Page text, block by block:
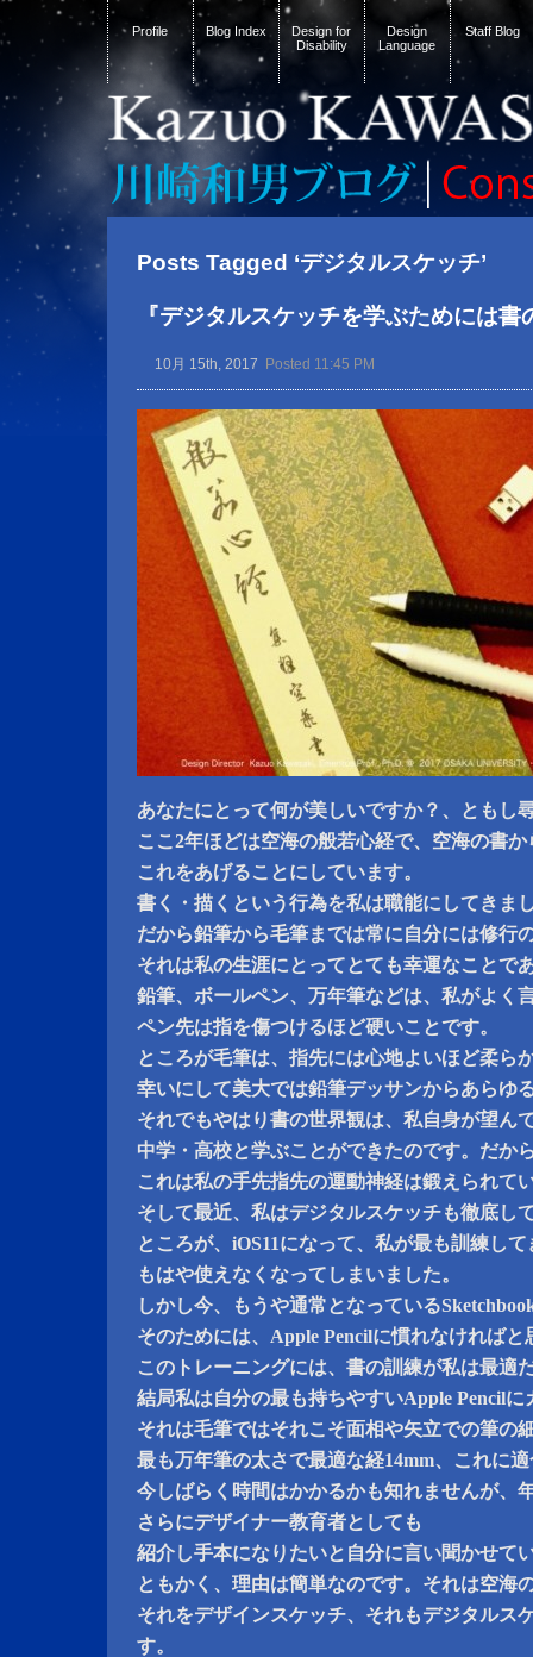
Profile Blog Index
Design for
Disability
Design
Language
Staff Blog
Posts Tagged ‘デジタルスケッチ’
『デジタルスケッチを学ぶためには書
10月 15th, 2017 Posted 11:45 PM
あなたにとって何が美しいですか？、ともし
ここ2年ほどは空海の般若心経で、空海の書
これをあげることにしています。
書く・描くという行為を私は職能にしてきま
だから鉛筆から毛筆までは常に自分には修行
それは私の生涯にとってとても幸運なことで
鉛筆、ボールペン、万年筆などは、私がよく
ペン先は指を傷つけるほど硬いことです。
ところが毛筆は、指先には心地よいほど柔ら
幸いにして美大では鉛筆デッサンからあらゆ
それでもやはり書の世界観は、私自身が望ん
中学・高校と学ぶことができたのです。だか
これは私の手先指先の運動神経は鍛えられて
そして最近、私はデジタルスケッチも徹底し
ところが、iOS11になって、私が最も訓練して
もはや使えなくなってしまいました。
しかし今、もうや通常となっている
そのためには、Apple Pencilに慣れなければと
このトレーニングには、書の訓練が私は最適
結局私は自分の最も持ちやすいApple Pencil
それは毛筆ではそれこそ面相や矢立での筆の
最も万年筆の太さで最適な経14mm、これに
今しばらく時間はかかるかも知れませんが、
さらにデザイナー教育者としても
紹介し手本になりたいと自分に言い聞かせて
ともかく、理由は簡単なのです。それは空海
それをデザインスケッチ、それもデジタルス
す。